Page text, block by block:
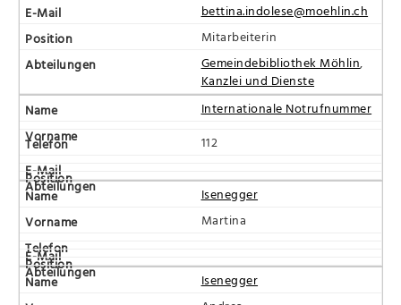
bettina.indolese@moehlin.ch
Mitarbeiterin
Gemeindebibliothek Möhlin,
Kanzlei und Dienste
Internationale Notrufnummer
112
Isenegger
Martina
Isenegger